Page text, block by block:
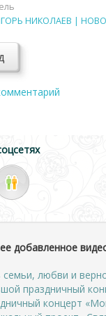
НИКОЛАЕВ |
добавленное
семьи, любви и
праздничный
концерт